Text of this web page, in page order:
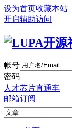
设为首页收藏本站
开启辅助访问
帐号
密码
人才芯片直通车
邮箱订阅